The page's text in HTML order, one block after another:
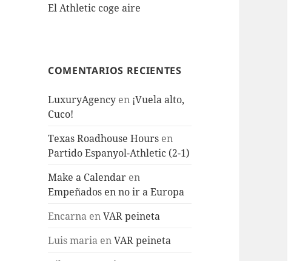
El Athletic coge aire
COMENTARIOS RECIENTES
LuxuryAgency en ¡Vuela alto,
Cuco!
Texas Roadhouse Hours en
Partido Espanyol-Athletic (2-1)
Make a Calendar en
Empeñados en no ir a Europa
Encarna enVAR peineta
Luis maria enVAR peineta